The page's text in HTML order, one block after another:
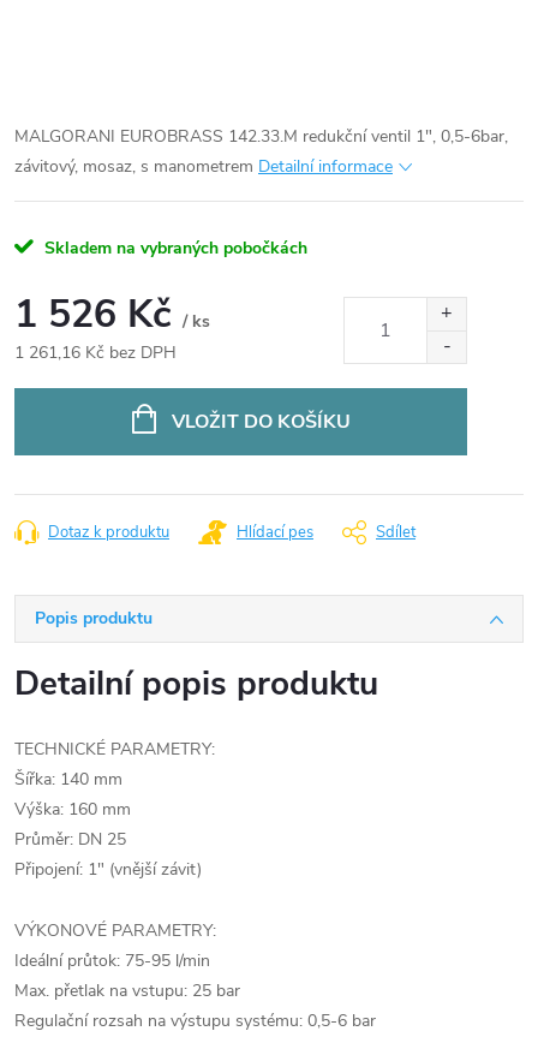
MALGORANI EUROBRASS 142.33.M redukční ventil 1", 0,5-6bar,
závitový, mosaz, s manometrem Detailní informace
Skladem na vybraných pobočkách
1 526 Kč / ks
1 261,16 Kč bez DPH
VLOŽIT DO KOŠÍKU
Dotaz k produktu Hlídací pes Sdílet
Popis produktu
Detailní popis produktu
TECHNICKÉ PARAMETRY:
Šířka: 140 mm
Výška: 160 mm
Průměr: DN 25
Připojení: 1" (vnější závit)
VÝKONOVÉ PARAMETRY:
Ideální průtok: 75-95 l/min
Max. přetlak na vstupu: 25 bar
Regulační rozsah na výstupu systému: 0,5-6 bar